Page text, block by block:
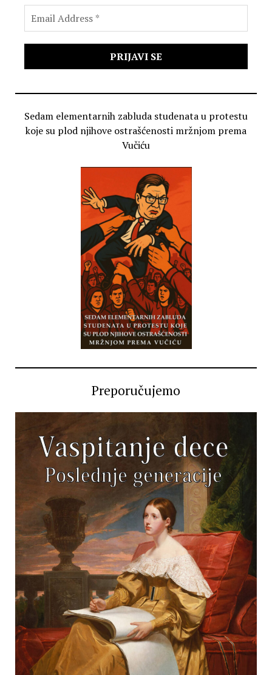
Sedam elementarnih zabluda studenata u protestu
koje su plod njihove ostrašćenosti mržnjom prema
Vučiću
Preporučujemo